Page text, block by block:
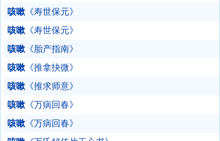
咳嗽 《寿世保元》
咳嗽 《寿世保元》
咳嗽 《胎产指南》
咳嗽 《推拿抉微》
咳嗽 《推求师意》
咳嗽 《万病回春》
咳嗽 《万病回春》